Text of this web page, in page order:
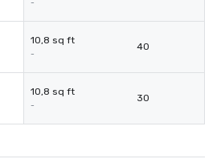
-
10,8 sq ft
-
40
10,8 sq ft
-
30